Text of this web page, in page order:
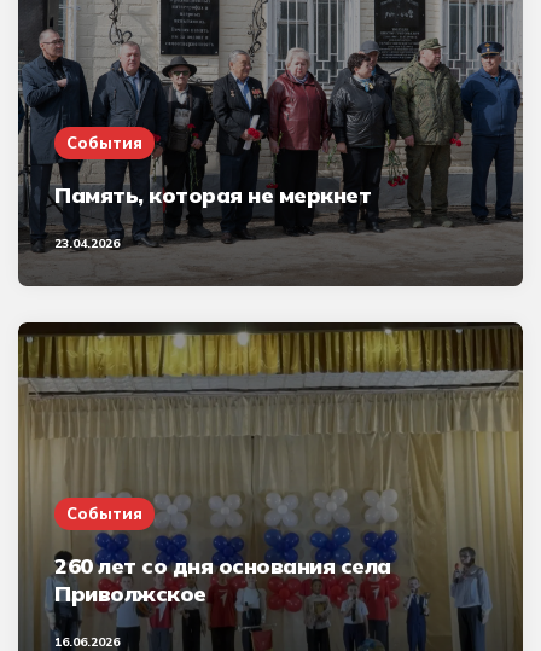
События
Память, которая не меркнет
23.04.2026
События
260 лет со дня основания села
Приволжское
16.06.2026